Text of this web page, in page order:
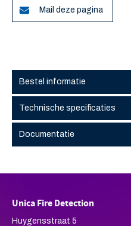
Mail deze pagina
Bestel informatie
Technische specificaties
Documentatie
Unica Fire Detection
Huygensstraat 5